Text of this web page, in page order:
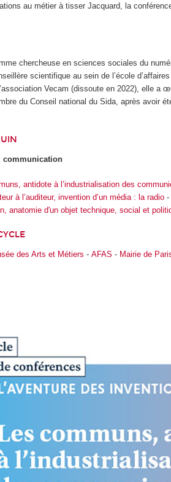
au métier à tisser Jacquard, la
chercheuse en sciences sociales du
scientifique au sein de l’école
Vecam (dissoute en 2022), elle a
du Conseil national du Sida, après avoir
communication
antidote à l’industrialisation des
à l’auditeur, invention d’un média : la radio-
anatomie d'un objet technique, social et
des Arts et Métiers -AFAS - Mairie de